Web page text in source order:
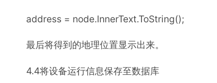
address = node.InnerText.ToString();
最后将得到的地理位置显示出来。
4.4将设备运行信息保存至数据库